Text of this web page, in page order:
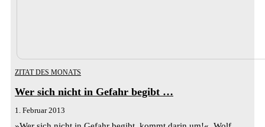
ZITAT DES MONATS
Wer sich nicht in Gefahr begibt …
1. Februar 2013